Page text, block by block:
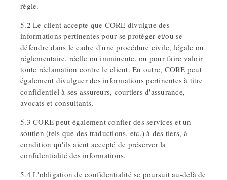
règle.
5.2 Le client accepte que CORE divulgue des
informations pertinentes pour se protéger et/ou se
défendre dans le cadre d'une procédure civile, légale ou
réglementaire, réelle ou imminente, ou pour faire valoir
toute réclamation contre le client. En outre, CORE peut
également divulguer des informations pertinentes à titre
confidentiel à ses assureurs, courtiers d'assurance,
avocats et consultants.
5.3 CORE peut également confier des services et un
soutien (tels que des traductions, etc.) à des tiers, à
condition qu'ils aient accepté de préserver la
confidentialité des informations.
5.4 L'obligation de confidentialité se poursuit au-delà de